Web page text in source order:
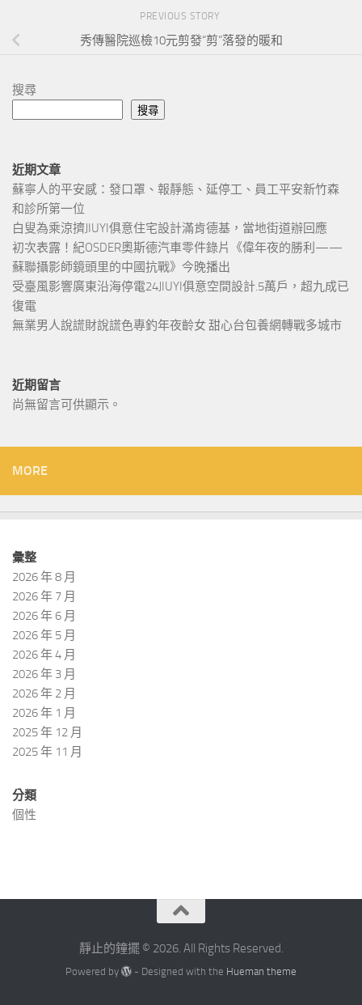
PREVIOUS STORY
秀傳醫院巡檢10元剪發“剪”落發的暖和
搜尋
搜尋
近期文章
蘇寧人的平安感：發口罩、報靜態、延停工、員工平安新竹森
和診所第一位
白叟為乘涼擠JIUYI俱意住宅設計滿肯德基，當地街道辦回應
初次表露！紀OSDER奧斯德汽車零件錄片《偉年夜的勝利——
蘇聯攝影師鏡頭里的中國抗戰》今晚播出
受臺風影響廣東沿海停電24JIUYI俱意空間設計.5萬戶，超九成已
復電
無業男人說謊財說謊色專釣年夜齡女 甜心台包養網轉戰多城市
近期留言
尚無留言可供顯示。
MORE
彙整
2026 年 8 月
2026 年 7 月
2026 年 6 月
2026 年 5 月
2026 年 4 月
2026 年 3 月
2026 年 2 月
2026 年 1 月
2025 年 12 月
2025 年 11 月
分類
個性
靜止的鐘擺 © 2026. All Rights Reserved.
Powered by - Designed with the Hueman theme